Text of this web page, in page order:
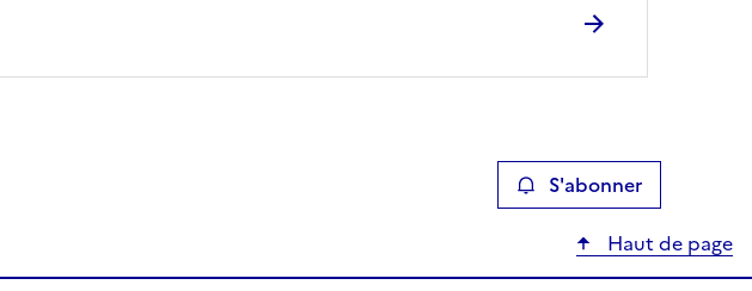
S'abonner
Haut de page